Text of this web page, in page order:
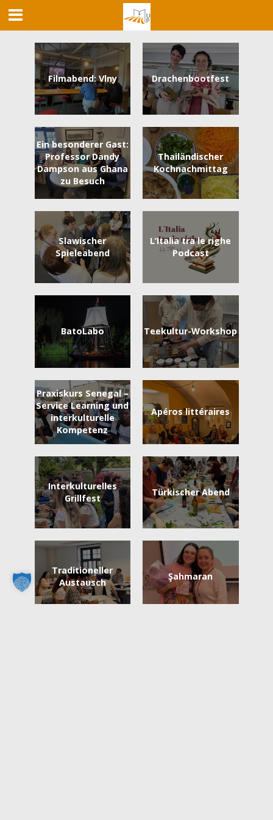
Filmabend: Vlny Drachenbootfest
Ein besonderer Gast:
Professor Dandy
Dampson aus Ghana
zu Besuch
Thailändischer
Kochnachmittag
Slawischer
Spieleabend
L’Italia tra le righe
Podcast
BatoLabo Teekultur-Workshop
Praxiskurs Senegal –
Service Learning und
interkulturelle
Kompetenz
Apéros littéraires
Interkulturelles
Grillfest
Türkischer Abend
Traditioneller
Austausch
Şahmaran